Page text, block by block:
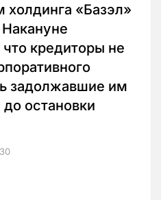
холдинга «Базэл»
что кредиторы не
задолжавшие им
остановки